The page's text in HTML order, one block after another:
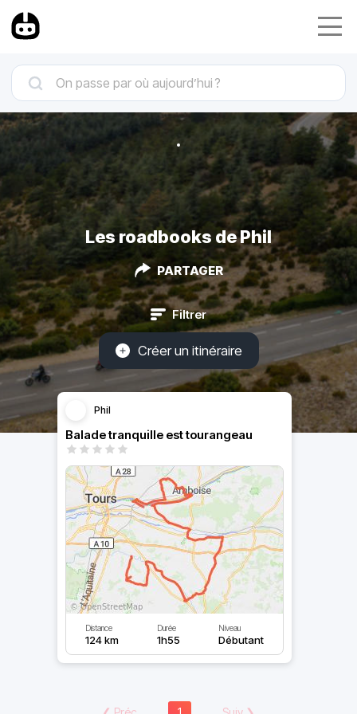
Les roadbooks de Phil
PARTAGER
Filtrer
Créer un itinéraire
Phil
Balade tranquille est tourangeau
Distance
124 km
Durée
1h55
Niveau
Débutant